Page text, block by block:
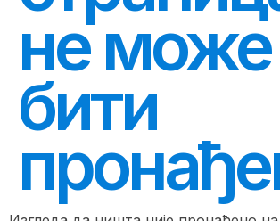
не може
бити